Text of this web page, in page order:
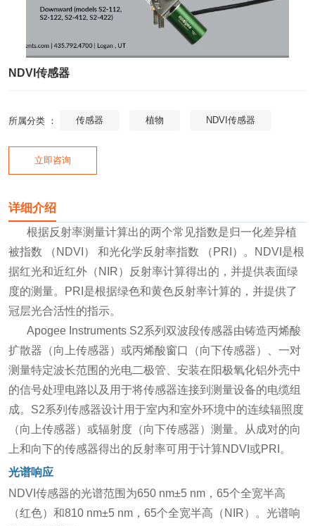
NDVI传感器
所属分类 ： 传感器 植物 NDVI传感器
立即咨询
详细介绍
根据反射率测量计算出的两个常见指数是归一化差异植
被指数 （NDVI） 和光化学反射率指数 （PRI）。NDVI是根
据红光和近红外（NIR）反射率计算得出的，并提供表面绿
度的测量。PRI是根据绿色和黄色反射率计算的，并提供了
冠层光合活性的指示。
Apogee Instruments S2系列双波段传感器由铸造丙烯酸
扩散器（向上传感器）或丙烯酸窗口（向下传感器）、一对
测量特定波长范围的光电二极管、安装在阳极氧化铝外壳中
的信号处理电路以及用于将传感器连接到测量设备的电缆组
成。S2系列传感器设计用于室内和室外环境中的连续辐照度
（向上传感器）或辐射度（向下传感器）测量。从成对的向
上和向下的传感器得出的反射率可用于计算NDVI或PRI。
光谱响应
NDVI传感器的光谱范围为650 nm±5 nm，65个全宽半高
（红色）和810 nm±5 nm，65个全宽半高（NIR）。光谱响